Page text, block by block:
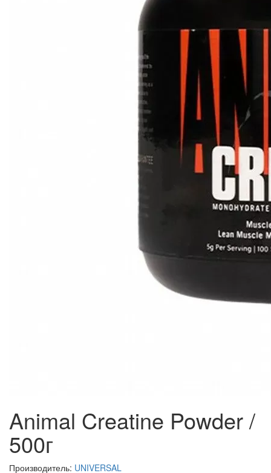
Animal Creatine Powder /
500г
Производитель: UNIVERSAL